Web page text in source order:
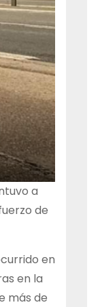
a
de
en
en la
más de